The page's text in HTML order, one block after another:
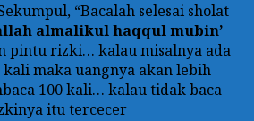
“Bacalah selesai sholat
almalikul haqqul mubin’
pintu rizki… kalau misalnya ada
kali maka uangnya akan lebih
100 kali… kalau tidak baca
itu tercecer